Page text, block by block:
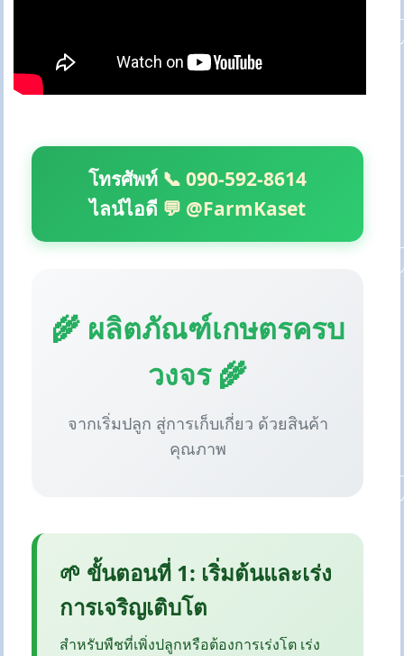
โทรศัพท์ 📞 090-592-8614
ไลน์ไอดี 💬 @FarmKaset
🌾 ผลิตภัณฑ์เกษตรครบ
วงจร 🌾
จากเริ่มปลูก สู่การเก็บเกี่ยว ด้วยสินค้า
คุณภาพ
🌱 ขั้นตอนที่ 1: เริ่มต้นและเร่ง
การเจริญเติบโต
สำหรับพืชที่เพิ่งปลูกหรือต้องการเร่งโต เร่ง